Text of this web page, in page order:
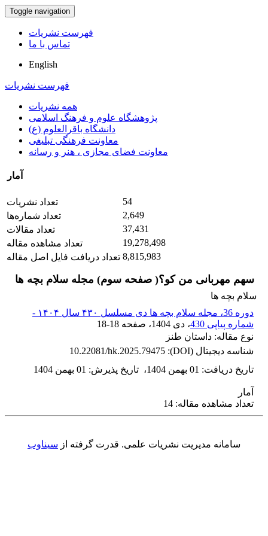
Toggle navigation
فهرست نشریات
تماس با ما
English
فهرست نشریات
همه نشریات
پژوهشگاه علوم و فرهنگ اسلامی
دانشگاه باقرالعلوم (ع)
معاونت فرهنگی تبلیغی
معاونت فضای مجازی ، هنر و رسانه
آمار
تعداد نشریات
54
تعداد شماره‌ها
2,649
تعداد مقالات
37,431
تعداد مشاهده مقاله
19,278,498
تعداد دریافت فایل اصل مقاله 8,815,983
سهم مهربانی من کو؟( صفحه سوم) مجله سلام بچه ها
سلام بچه ها
دوره 36، مجله سلام بچه ها دی مسلسل ۴۳۰ سال ۱۴۰۴ -
شماره پیاپی 430
، دی 1404 ، صفحه 18-18
نوع مقاله: داستان طنز
شناسه دیجیتال (DOI):
10.22081/hk.2025.79475
تاریخ دریافت: 01 بهمن 1404 ، تاریخ پذیرش: 01 بهمن 1404
آمار
تعداد مشاهده مقاله: 14
سامانه مدیریت نشریات علمی. قدرت گرفته از سیناوب